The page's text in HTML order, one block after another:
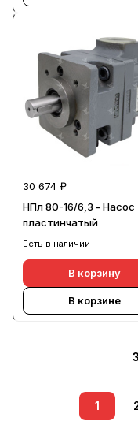
30 674 ₽
НПл 80-16/6,3 - Насос
пластинчатый
Есть в наличии
В корзину
В корзине
1